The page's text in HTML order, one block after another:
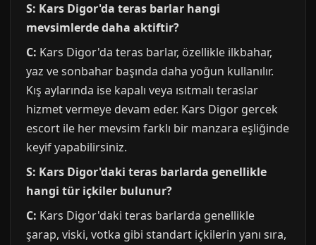
S: Kars Digor'da teras barlar hangi
mevsimlerde daha aktiftir?
C: Kars Digor'da teras barlar, özellikle ilkbahar,
yaz ve sonbahar başında daha yoğun kullanılır.
Kış aylarında ise kapalı veya ısıtmalı teraslar
hizmet vermeye devam eder. Kars Digor gercek
escort ile her mevsim farklı bir manzara eşliğinde
keyif yapabilirsiniz.
S: Kars Digor'daki teras barlarda genellikle
hangi tür içkiler bulunur?
C: Kars Digor'daki teras barlarda genellikle
şarap, viski, votka gibi standart içkilerin yanı sıra,